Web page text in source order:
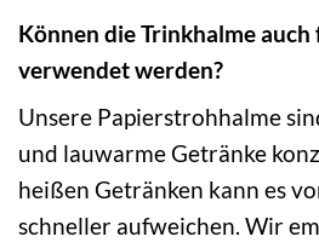
Können die Trinkhalme
verwendet werden?
Unsere Papierstrohhalme
und lauwarme Getränke
heißen Getränken kann es
schneller aufweichen. Wir